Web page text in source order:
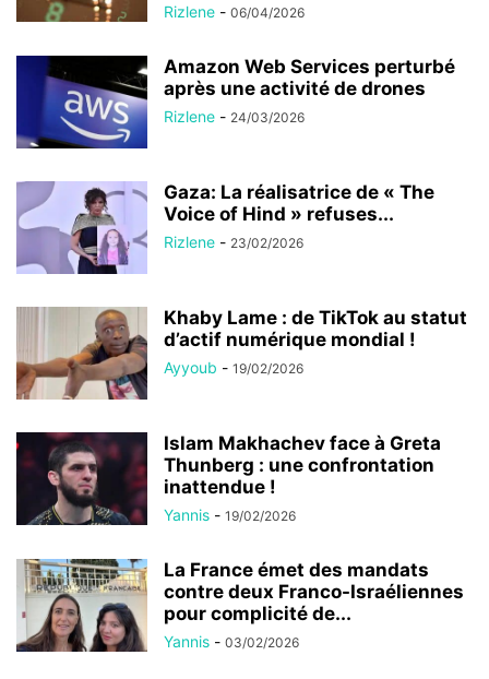
Rizlene - 06/04/2026
Amazon Web Services perturbé
après une activité de drones
Rizlene - 24/03/2026
Gaza: La réalisatrice de « The
Voice of Hind » refuses...
Rizlene - 23/02/2026
Khaby Lame : de TikTok au statut
d’actif numérique mondial !
Ayyoub - 19/02/2026
Islam Makhachev face à Greta
Thunberg : une confrontation
inattendue !
Yannis - 19/02/2026
La France émet des mandats
contre deux Franco-Israéliennes
pour complicité de...
Yannis - 03/02/2026